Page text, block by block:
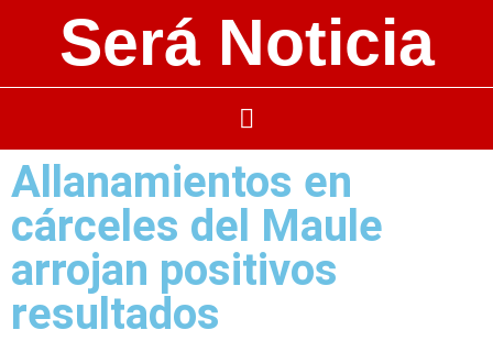
Será Noticia
Allanamientos en
cárceles del Maule
arrojan positivos
resultados